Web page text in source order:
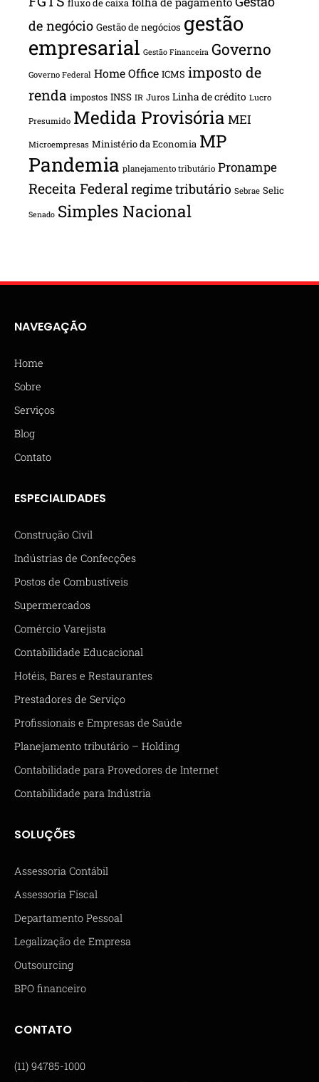
fluxo de caixa
de negócio Gestão de negócios gestão
empresarial Gestão Financeira Governo
Governo Federal Home Office ICMS imposto de
renda impostos INSS IR Juros Linha de crédito Lucro
Presumido Medida Provisória MEI
Microempresas Ministério da Economia MP
Pandemia planejamento tributário Pronampe
Receita Federalregime tributário Sebrae Selic
Senado Simples Nacional
NAVEGAÇÃO
Home
Sobre
Serviços
Blog
Contato
ESPECIALIDADES
Construção Civil
Indústrias de Confecções
Postos de Combustíveis
Supermercados
Comércio Varejista
Contabilidade Educacional
Hotéis, Bares e Restaurantes
Prestadores de Serviço
Profissionais e Empresas de Saúde
Planejamento tributário – Holding
Contabilidade para Provedores de Internet
Contabilidade para Indústria
SOLUÇÕES
Assessoria Contábil
Assessoria Fiscal
Departamento Pessoal
Legalização de Empresa
Outsourcing
BPO financeiro
CONTATO
(11) 94785-1000